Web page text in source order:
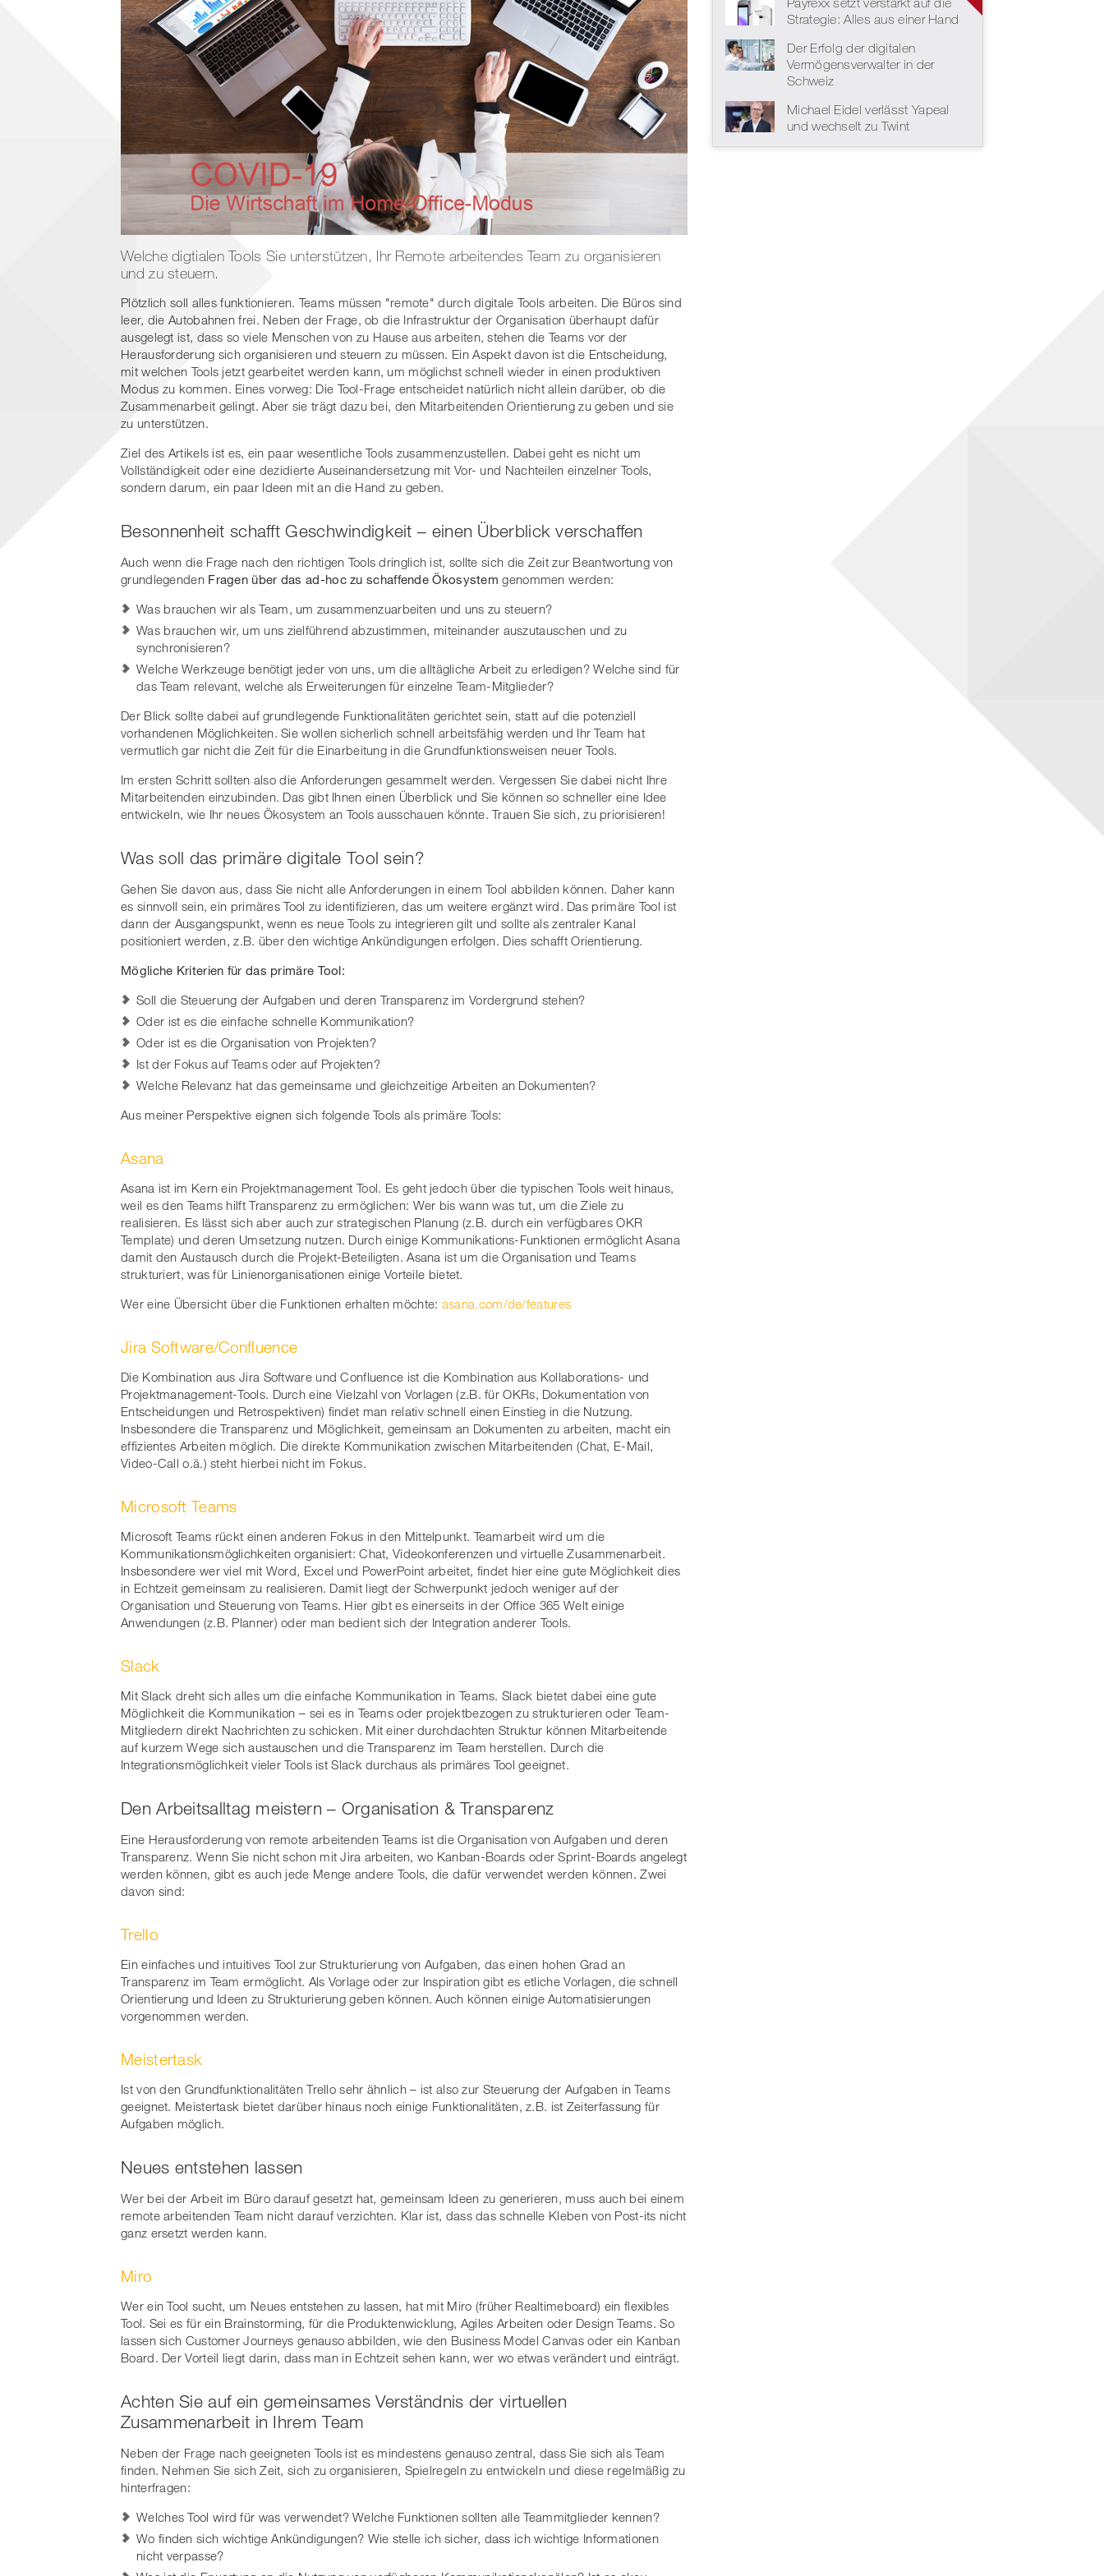
Welche digtialen Tools Sie unterstützen, Ihr Remote arbeitendes Team zu organisieren
und zu steuern.
Plötzlich soll alles funktionieren. Teams müssen "remote" durch digitale Tools arbeiten. Die Büros sind
leer, die Autobahnen frei. Neben der Frage, ob die Infrastruktur der Organisation überhaupt dafür
ausgelegt ist, dass so viele Menschen von zu Hause aus arbeiten, stehen die Teams vor der
Herausforderung sich organisieren und steuern zu müssen. Ein Aspekt davon ist die Entscheidung,
mit welchen Tools jetzt gearbeitet werden kann, um möglichst schnell wieder in einen produktiven
Modus zu kommen. Eines vorweg: Die Tool-Frage entscheidet natürlich nicht allein darüber, ob die
Zusammenarbeit gelingt. Aber sie trägt dazu bei, den Mitarbeitenden Orientierung zu geben und sie
zu unterstützen.
Ziel des Artikels ist es, ein paar wesentliche Tools zusammenzustellen. Dabei geht es nicht um
Vollständigkeit oder eine dezidierte Auseinandersetzung mit Vor- und Nachteilen einzelner Tools,
sondern darum, ein paar Ideen mit an die Hand zu geben.
Besonnenheit schafft Geschwindigkeit – einen Überblick verschaffen
Auch wenn die Frage nach den richtigen Tools dringlich ist, sollte sich die Zeit zur Beantwortung von
grundlegendenFragen über das ad-hoc zu schaffende Ökosystem genommen werden:
Was brauchen wir als Team, um zusammenzuarbeiten und uns zu steuern?
Was brauchen wir, um uns zielführend abzustimmen, miteinander auszutauschen und zu
synchronisieren?
Welche Werkzeuge benötigt jeder von uns, um die alltägliche Arbeit zu erledigen? Welche sind für
das Team relevant, welche als Erweiterungen für einzelne Team-Mitglieder?
Der Blick sollte dabei auf grundlegende Funktionalitäten gerichtet sein, statt auf die potenziell
vorhandenen Möglichkeiten. Sie wollen sicherlich schnell arbeitsfähig werden und Ihr Team hat
vermutlich gar nicht die Zeit für die Einarbeitung in die Grundfunktionsweisen neuer Tools.
Im ersten Schritt sollten also die Anforderungen gesammelt werden. Vergessen Sie dabei nicht Ihre
Mitarbeitenden einzubinden. Das gibt Ihnen einen Überblick und Sie können so schneller eine Idee
entwickeln, wie Ihr neues Ökosystem an Tools ausschauen könnte. Trauen Sie sich, zu priorisieren!
Was soll das primäre digitale Tool sein?
Gehen Sie davon aus, dass Sie nicht alle Anforderungen in einem Tool abbilden können. Daher kann
es sinnvoll sein, ein primäres Tool zu identifizieren, das um weitere ergänzt wird. Das primäre Tool ist
dann der Ausgangspunkt, wenn es neue Tools zu integrieren gilt und sollte als zentraler Kanal
positioniert werden, z.B. über den wichtige Ankündigungen erfolgen. Dies schafft Orientierung.
Mögliche Kriterien für das primäre Tool:
Soll die Steuerung der Aufgaben und deren Transparenz im Vordergrund stehen?
Oder ist es die einfache schnelle Kommunikation?
Oder ist es die Organisation von Projekten?
Ist der Fokus auf Teams oder auf Projekten?
Welche Relevanz hat das gemeinsame und gleichzeitige Arbeiten an Dokumenten?
Aus meiner Perspektive eignen sich folgende Tools als primäre Tools:
Asana
Asana ist im Kern ein Projektmanagement Tool. Es geht jedoch über die typischen Tools weit hinaus,
weil es den Teams hilft Transparenz zu ermöglichen: Wer bis wann was tut, um die Ziele zu
realisieren. Es lässt sich aber auch zur strategischen Planung (z.B. durch ein verfügbares OKR
Template) und deren Umsetzung nutzen. Durch einige Kommunikations-Funktionen ermöglicht Asana
damit den Austausch durch die Projekt-Beteiligten. Asana ist um die Organisation und Teams
strukturiert, was für Linienorganisationen einige Vorteile bietet.
Wer eine Übersicht über die Funktionen erhalten möchte: asana.com/de/features
Jira Software/Confluence
Die Kombination aus Jira Software und Confluence ist die Kombination aus Kollaborations- und
Projektmanagement-Tools. Durch eine Vielzahl von Vorlagen (z.B. für OKRs, Dokumentation von
Entscheidungen und Retrospektiven) findet man relativ schnell einen Einstieg in die Nutzung.
Insbesondere die Transparenz und Möglichkeit, gemeinsam an Dokumenten zu arbeiten, macht ein
effizientes Arbeiten möglich. Die direkte Kommunikation zwischen Mitarbeitenden (Chat, E-Mail,
Video-Call o.ä.) steht hierbei nicht im Fokus.
Microsoft Teams
Microsoft Teams rückt einen anderen Fokus in den Mittelpunkt. Teamarbeit wird um die
Kommunikationsmöglichkeiten organisiert: Chat, Videokonferenzen und virtuelle Zusammenarbeit.
Insbesondere wer viel mit Word, Excel und PowerPoint arbeitet, findet hier eine gute Möglichkeit dies
in Echtzeit gemeinsam zu realisieren. Damit liegt der Schwerpunkt jedoch weniger auf der
Organisation und Steuerung von Teams. Hier gibt es einerseits in der Office 365 Welt einige
Anwendungen (z.B. Planner) oder man bedient sich der Integration anderer Tools.
Slack
Mit Slack dreht sich alles um die einfache Kommunikation in Teams. Slack bietet dabei eine gute
Möglichkeit die Kommunikation – sei es in Teams oder projektbezogen zu strukturieren oder Team-
Mitgliedern direkt Nachrichten zu schicken. Mit einer durchdachten Struktur können Mitarbeitende
auf kurzem Wege sich austauschen und die Transparenz im Team herstellen. Durch die
Integrationsmöglichkeit vieler Tools ist Slack durchaus als primäres Tool geeignet.
Den Arbeitsalltag meistern – Organisation & Transparenz
Eine Herausforderung von remote arbeitenden Teams ist die Organisation von Aufgaben und deren
Transparenz. Wenn Sie nicht schon mit Jira arbeiten, wo Kanban-Boards oder Sprint-Boards angelegt
werden können, gibt es auch jede Menge andere Tools, die dafür verwendet werden können. Zwei
davon sind:
Trello
Ein einfaches und intuitives Tool zur Strukturierung von Aufgaben, das einen hohen Grad an
Transparenz im Team ermöglicht. Als Vorlage oder zur Inspiration gibt es etliche Vorlagen, die schnell
Orientierung und Ideen zu Strukturierung geben können. Auch können einige Automatisierungen
vorgenommen werden.
Meistertask
Ist von den Grundfunktionalitäten Trello sehr ähnlich – ist also zur Steuerung der Aufgaben in Teams
geeignet. Meistertask bietet darüber hinaus noch einige Funktionalitäten, z.B. ist Zeiterfassung für
Aufgaben möglich.
Neues entstehen lassen
Wer bei der Arbeit im Büro darauf gesetzt hat, gemeinsam Ideen zu generieren, muss auch bei einem
remote arbeitenden Team nicht darauf verzichten. Klar ist, dass das schnelle Kleben von Post-its nicht
ganz ersetzt werden kann.
Miro
Wer ein Tool sucht, um Neues entstehen zu lassen, hat mit Miro (früher Realtimeboard) ein flexibles
Tool. Sei es für ein Brainstorming, für die Produktenwicklung, Agiles Arbeiten oder Design Teams. So
lassen sich Customer Journeys genauso abbilden, wie den Business Model Canvas oder ein Kanban
Board. Der Vorteil liegt darin, dass man in Echtzeit sehen kann, wer wo etwas verändert und einträgt.
Achten Sie auf ein gemeinsames Verständnis der virtuellen
Zusammenarbeit in Ihrem Team
Neben der Frage nach geeigneten Tools ist es mindestens genauso zentral, dass Sie sich als Team
finden. Nehmen Sie sich Zeit, sich zu organisieren, Spielregeln zu entwickeln und diese regelmäßig zu
hinterfragen:
Welches Tool wird für was verwendet? Welche Funktionen sollten alle Teammitglieder kennen?
Wo finden sich wichtige Ankündigungen? Wie stelle ich sicher, dass ich wichtige Informationen
nicht verpasse?
Strategie: Alles aus einer Hand
Der Erfolg der digitalen
Vermögensverwalter in der
Schweiz
Michael Eidel verlässt Yapeal
und wechselt zu Twint